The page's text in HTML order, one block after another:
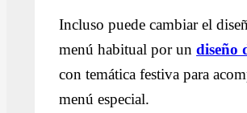
Incluso puede cambiar el
menú habitual por undiseño
con temática festiva para
menú especial.